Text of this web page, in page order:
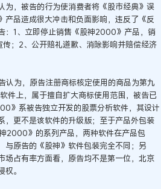
为，被告的行为使消费者将《股市经典》误
品造成很大冲击和负面影响，违反了《反
：1、立即停止销售《股神2000》产品，销
；2、公开赔礼道歉、消除影响并赔偿经济
为，原告注册商标核定使用的商品为第九
件上，属于擅自扩大商标使用范围，被告已
》系被告独立开发的股票分析软件，其设计
，更不是该软件的升级版；至于产品外包装
2000》的系列产品，两种软件在产品包
原告的《股神》软件包装完全不同；另
场占有率方面看，原告均不是第一位，北京
。